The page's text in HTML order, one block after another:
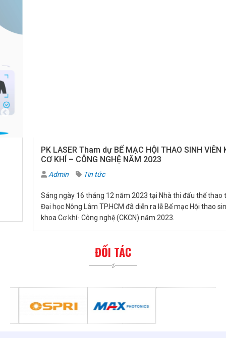
PK LASER Tham dự BẾ MẠC HỘI THAO SINH VIÊN KHOA
CƠ KHÍ – CÔNG NGHỆ NĂM 2023
Tin tức
Sáng ngày 16 tháng 12 năm 2023 tại Nhà thi đấu thể thao trường
Đại học Nông Lâm TP.HCM đã diễn ra lễ Bế mạc Hội thao sinh viên
khoa Cơ khí- Công nghệ (CKCN) năm 2023.
ĐỐI TÁC